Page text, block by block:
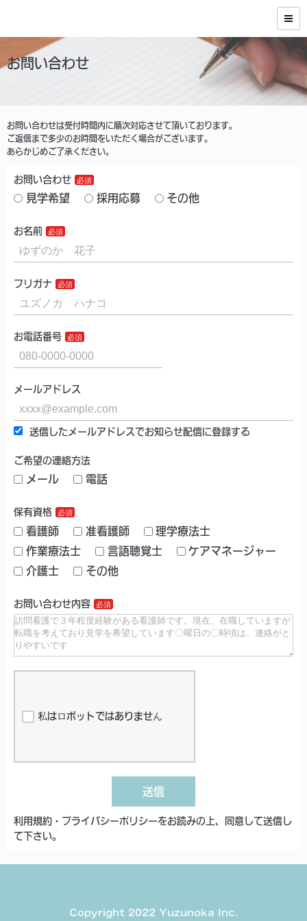
お問い合わせ
お問い合わせは受付時間内に順次対応させて頂いております。
ご返信まで多少のお時間をいただく場合がございます。
あらかじめご了承ください。
お問い合わせ
見学希望 採用応募 その他
お名前
フリガナ
お電話番号
メールアドレス
送信したメールアドレスでお知らせ配信に登録する
ご希望の連絡方法
メール 電話
保有資格
看護師 准看護師
理学療法士
作業療法士
言語聴覚士
ケアマネージャー
介護士
その他
お問い合わせ内容
私はロボットではありません
送信
利用規約・プライバシーポリシーをお読みの上、同意して送信し
て下さい。
Copyright 2022 Yuzunoka Inc.